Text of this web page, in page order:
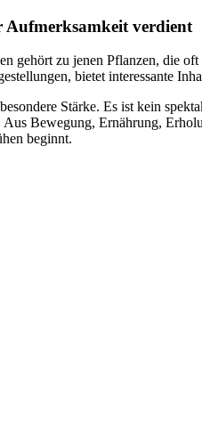
Aufmerksamkeit verdient
gehört zu jenen Pflanzen, die
bietet interessante
Stärke. Es ist kein
Bewegung, Ernährung,
beginnt.